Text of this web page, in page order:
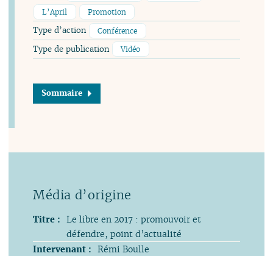
L’April
Promotion
Type d’action Conférence
Type de publication Vidéo
Sommaire
Titre : Le libre en 2017 : promouvoir et
défendre, point d’actualité
Intervenant : Rémi Boulle